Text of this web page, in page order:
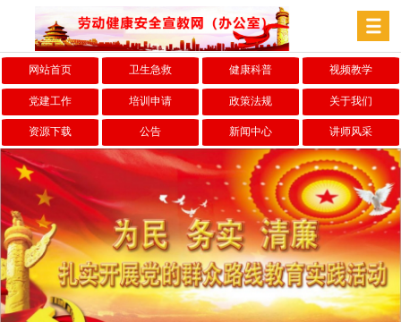
网站首页 卫生急救 健康科普 视频教学
党建工作 培训申请 政策法规 关于我们
资源下载 公告 新闻中心 讲师风采